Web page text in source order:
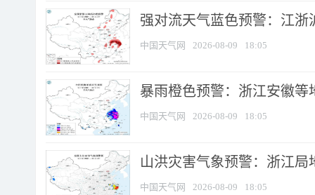
强对流天气蓝色预警：江浙
中国天气网 2026-08-09 18:05
暴雨橙色预警：浙江安徽等
中国天气网 2026-08-09 18:05
山洪灾害气象预警：浙江
中国天气网 2026-08-09 18:05